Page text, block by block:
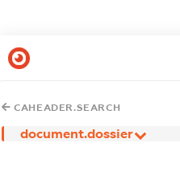
CAHEADER.SEARCH
document.dossier